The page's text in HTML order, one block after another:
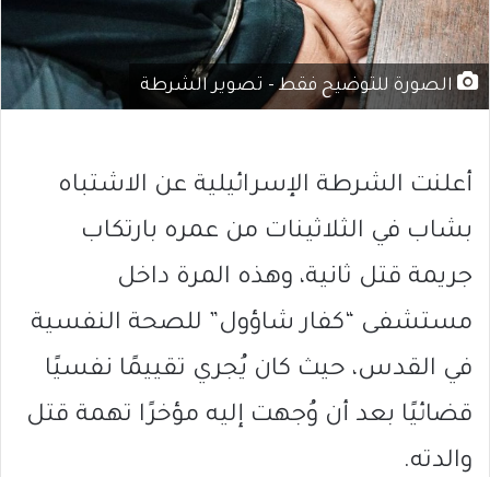
الصورة للتوضيح فقط - تصوير الشرطة
أعلنت الشرطة الإسرائيلية عن الاشتباه
بشاب في الثلاثينات من عمره بارتكاب
جريمة قتل ثانية، وهذه المرة داخل
مستشفى “كفار شاؤول” للصحة النفسية
في القدس، حيث كان يُجري تقييمًا نفسيًا
قضائيًا بعد أن وُجهت إليه مؤخرًا تهمة قتل
والدته.